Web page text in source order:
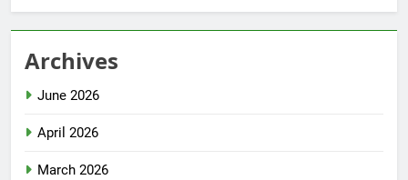
Archives
June 2026
April 2026
March 2026